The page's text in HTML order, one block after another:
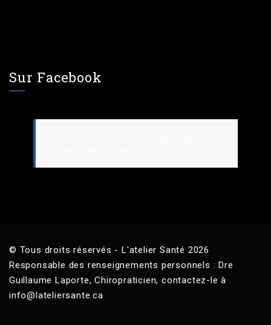
Sur Facebook
© Tous droits réservés - L'atelier Santé 2026
Responsable des renseignements personnels : Dre
Guillaume Laporte, Chiropraticien, contactez-le à
info@lateliersante.ca